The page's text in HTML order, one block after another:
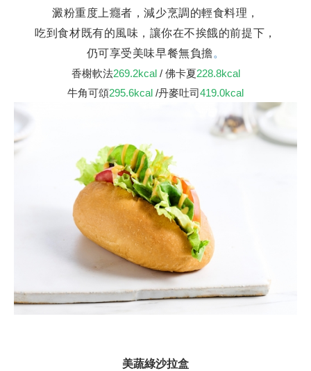
澱粉重度上癮者，減少烹調的輕食料理，
吃到食材既有的風味，讓你在不挨餓的前提下，
仍可享受美味早餐無負擔。
香榭軟法269.2kcal / 佛卡夏228.8kcal
牛角可頌295.6kcal /丹麥吐司 419.0kcal
美蔬綠沙拉盒